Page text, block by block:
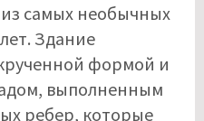
самых необычных
Здание
формой и
выполненным
ребер, которые